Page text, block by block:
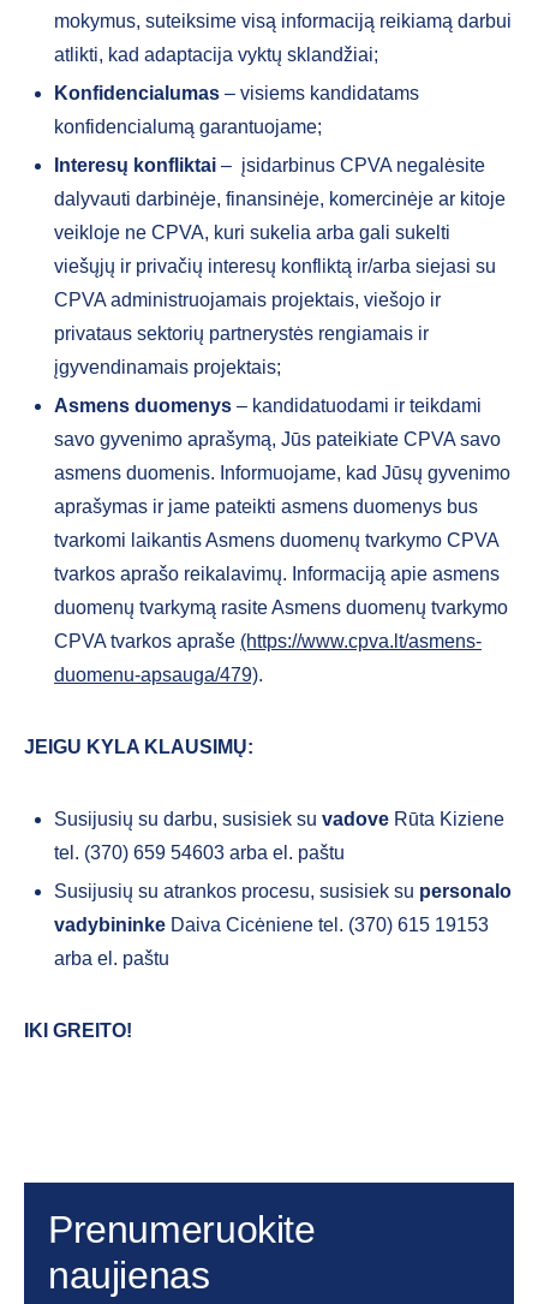
mokymus, suteiksime visą informaciją reikiamą darbui
atlikti, kad adaptacija vyktų sklandžiai;
Konfidencialumas – visiems kandidatams
konfidencialumą garantuojame;
Interesų konfliktai – įsidarbinus CPVA negalėsite
dalyvauti darbinėje, finansinėje, komercinėje ar kitoje
veikloje ne CPVA, kuri sukelia arba gali sukelti
viešųjų ir privačių interesų konfliktą ir/arba siejasi su
CPVA administruojamais projektais, viešojo ir
privataus sektorių partnerystės rengiamais ir
įgyvendinamais projektais;
Asmens duomenys – kandidatuodami ir teikdami
savo gyvenimo aprašymą, Jūs pateikiate CPVA savo
asmens duomenis. Informuojame, kad Jūsų gyvenimo
aprašymas ir jame pateikti asmens duomenys bus
tvarkomi laikantis Asmens duomenų tvarkymo CPVA
tvarkos aprašo reikalavimų. Informaciją apie asmens
duomenų tvarkymą rasite Asmens duomenų tvarkymo
CPVA tvarkos apraše (https://www.cpva.lt/asmens-
duomenu-apsauga/479).
JEIGU KYLA KLAUSIMŲ:
Susijusių su darbu, susisiek su vadove Rūta Kiziene
tel. (370) 659 54603 arba el. paštu
Susijusių su atrankos procesu, susisiek su personalo
vadybininke Daiva Cicėniene tel. (370) 615 19153
arba el. paštu
IKI GREITO!
Prenumeruokite
naujienas